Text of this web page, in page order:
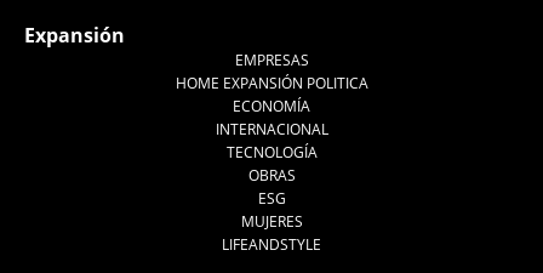
Expansión
EMPRESAS
HOME EXPANSIÓN POLITICA
ECONOMÍA
INTERNACIONAL
TECNOLOGÍA
OBRAS
ESG
MUJERES
LIFEANDSTYLE